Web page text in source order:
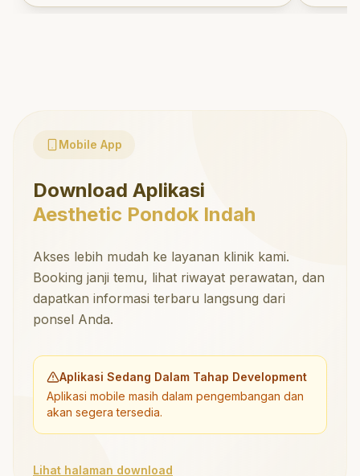
Mobile App
Download Aplikasi
Aesthetic Pondok Indah
Akses lebih mudah ke layanan klinik kami.
Booking janji temu, lihat riwayat perawatan, dan
dapatkan informasi terbaru langsung dari
ponsel Anda.
Aplikasi Sedang Dalam Tahap Development
Aplikasi mobile masih dalam pengembangan dan
akan segera tersedia.
Lihat halaman download